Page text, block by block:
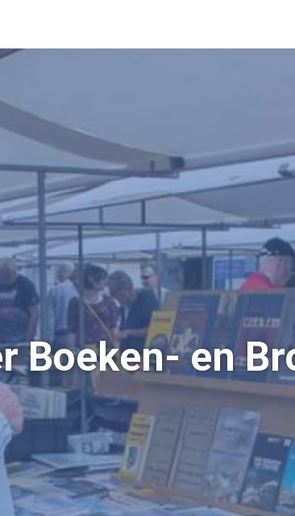
Boeken- en